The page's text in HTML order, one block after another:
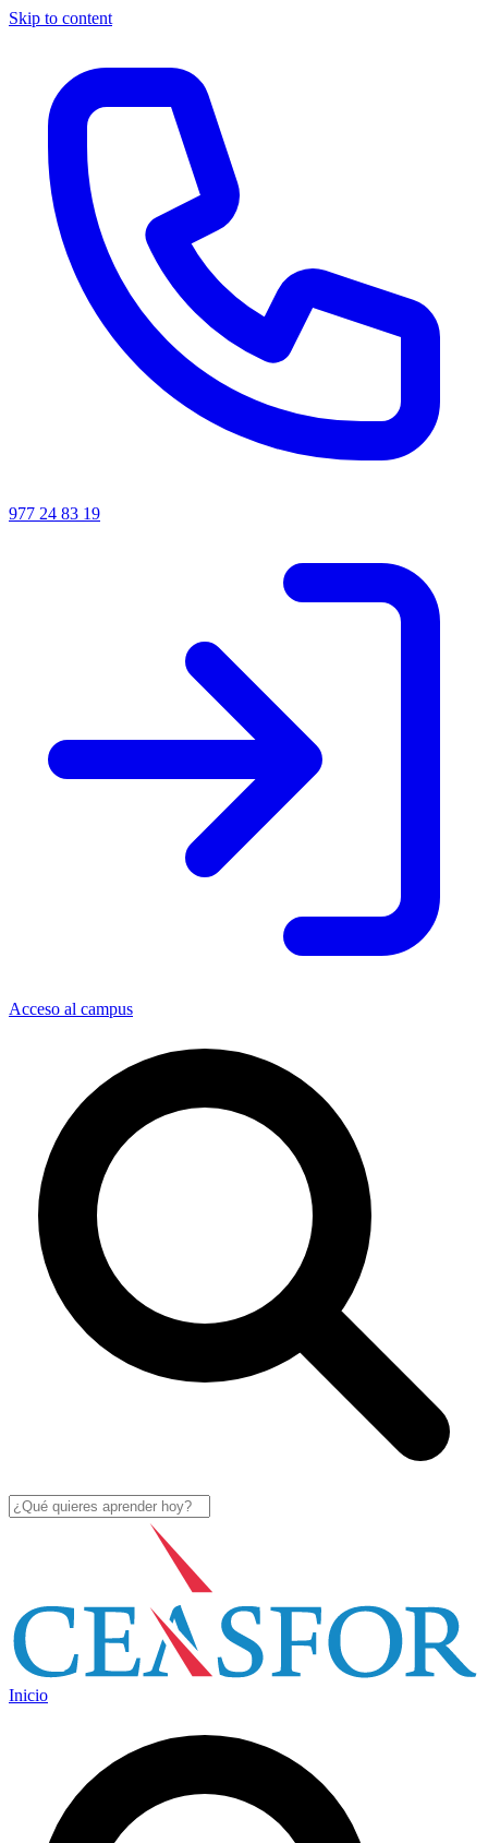
Skip to content
977 24 83 19
Acceso al campus
Inicio